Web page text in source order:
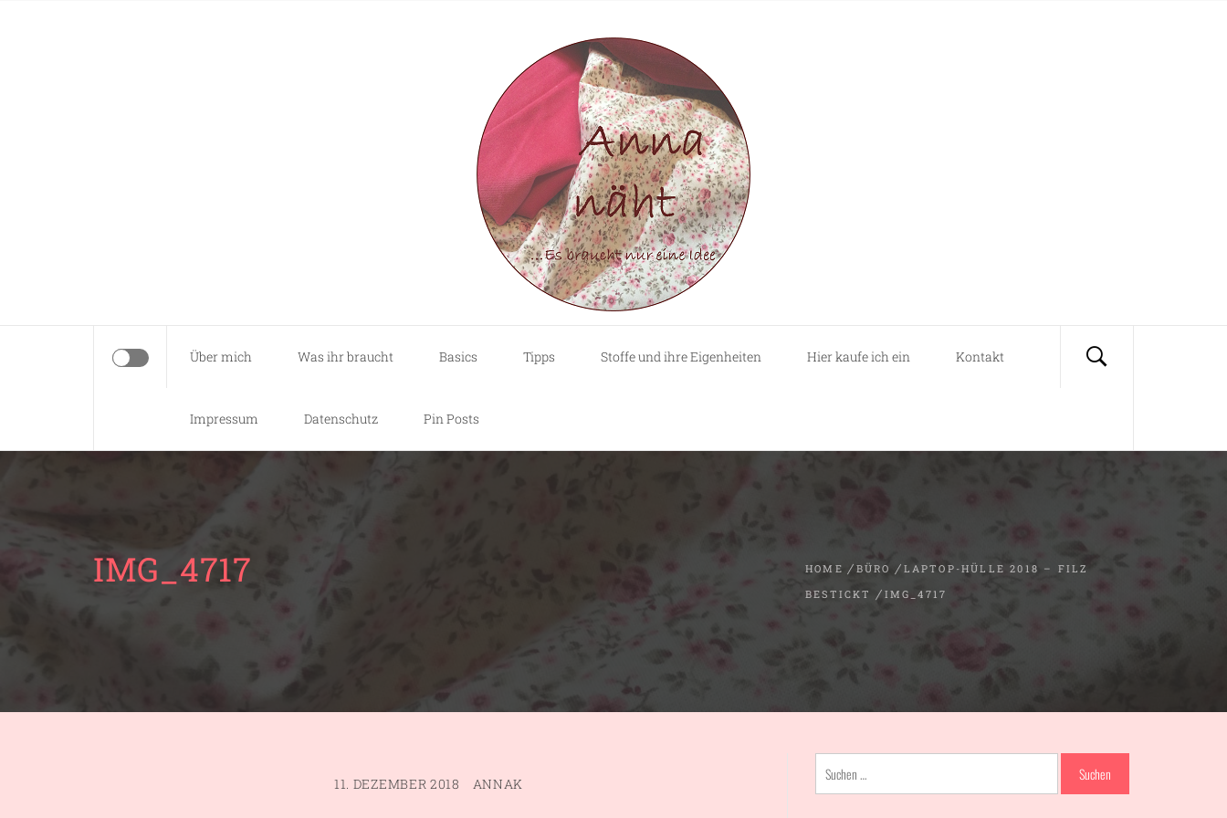
Über mich
Was ihr braucht Basics Tipps Stoffe und ihre Eigenheiten Hier kaufe ich ein Kontakt
Impressum Datenschutz Pin Posts
IMG_4717 HOME BÜRO
LAPTOP-HÜLLE 2018 – FILZ
BESTICKT
IMG_4717
11. DEZEMBER 2018 ANNAK
Suchen
nach: